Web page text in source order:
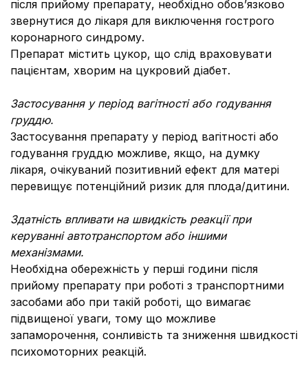
після прийому препарату, необхідно обов’язково
звернутися до лікаря для виключення гострого
коронарного синдрому.
Препарат містить цукор, що слід враховувати
пацієнтам, хворим на цукровий діабет.
Застосування у період вагітності або годування
груддю.
Застосування препарату у період вагітності або
годування груддю можливе, якщо, на думку
лікаря, очікуваний позитивний ефект для матері
перевищує потенційний ризик для плода/дитини.
Здатність впливати на швидкість реакції при
керуванні автотранспортом або іншими
механізмами.
Необхідна обережність у перші години після
прийому препарату при роботі з транспортними
засобами або при такій роботі, що вимагає
підвищеної уваги, тому що можливе
запаморочення, сонливість та зниження швидкості
психомоторних реакцій.